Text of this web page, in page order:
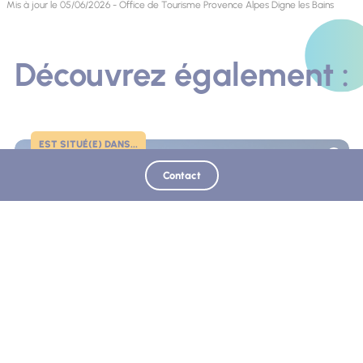
Mis à jour le 05/06/2026 - Office de Tourisme Provence Alpes Digne les Bains
Découvrez également :
PhotoEST SITUÉ(E) DANS...
Contact